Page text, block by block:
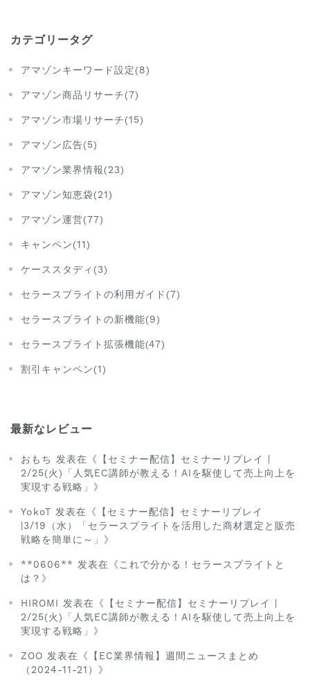
カテゴリータグ
アマゾンキーワード設定(8)
アマゾン商品リサーチ(7)
アマゾン市場リサーチ(15)
アマゾン広告(5)
アマゾン業界情報(23)
アマゾン知恵袋(21)
アマゾン運営(77)
キャンペン(11)
ケーススタディ(3)
セラースプライトの利用ガイド(7)
セラースプライトの新機能(9)
セラースプライト拡張機能(47)
割引キャンペン(1)
最新なレビュー
おもち 发表在《【セミナー配信】セミナーリプレイ |
2/25(火)「人気EC講師が教える！AIを駆使して売上向上を
実現する戦略」》
YokoT 发表在《【セミナー配信】セミナーリプレイ
|3/19（水）「セラースプライトを活用した商材選定と販売
戦略を簡単に～」》
**0606** 发表在《これで分かる！セラースプライトと
は？》
HIROMI 发表在《【セミナー配信】セミナーリプレイ |
2/25(火)「人気EC講師が教える！AIを駆使して売上向上を
実現する戦略」》
ZOO 发表在《【EC業界情報】週間ニュースまとめ
（2024-11-21）》